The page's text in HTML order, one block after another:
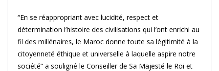
“En se réappropriant avec lucidité, respect et
détermination l’histoire des civilisations qui l’ont enrichi au
fil des millénaires, le Maroc donne toute sa légitimité à la
citoyenneté éthique et universelle à laquelle aspire notre
société” a souligné le Conseiller de Sa Majesté le Roi et